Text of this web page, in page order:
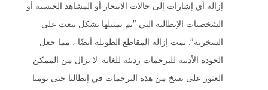
إزالة أي إشارات إلى حالات الانتحار أو المشاهد الجنسية أو
الشخصيات الإيطالية التي "تم تمثيلها بشكل يبعث على
السخرية". تمت إزالة المقاطع الطويلة أيضًا ، مما جعل
الجودة الأدبية للترجمات رديئة للغاية. لا يزال من الممكن
العثور على نسخ من هذه الترجمات في إيطاليا حتى يومنا